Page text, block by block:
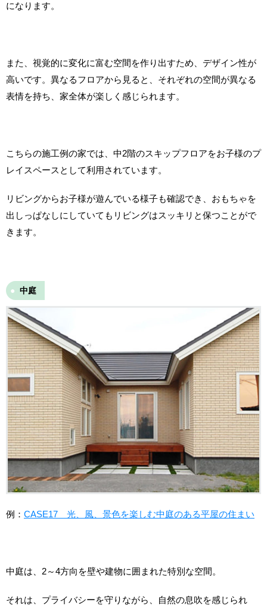
になります。
また、視覚的に変化に富む空間を作り出すため、デザイン性が
高いです。異なるフロアから見ると、それぞれの空間が異なる
表情を持ち、家全体が楽しく感じられます。
こちらの施工例の家では、中2階のスキップフロアをお子様のプ
レイスペースとして利用されています。
リビングからお子様が遊んでいる様子も確認でき、おもちゃを
出しっぱなしにしていてもリビングはスッキリと保つことがで
きます。
中庭
例： CASE17 光、風、景色を楽しむ中庭のある平屋の住まい
中庭は、2～4方向を壁や建物に囲まれた特別な空間。
それは、プライバシーを守りながら、自然の息吹を感じられ